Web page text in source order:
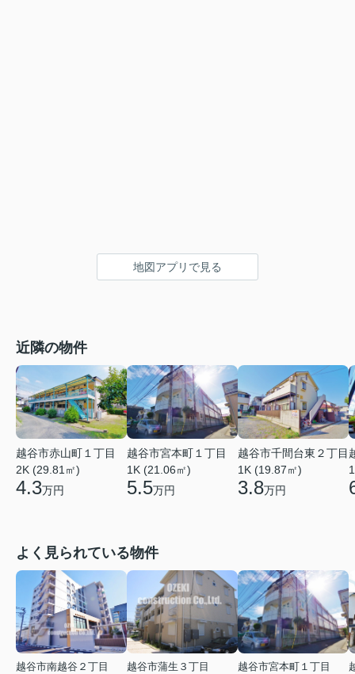
地図アプリで見る
近隣の物件
越谷市赤山町１丁目
2K (29.81㎡)
4.3万円
越谷市宮本町１丁目
1K (21.06㎡)
5.5万円
越谷市千間台東２丁目
1K (19.87㎡)
3.8万円
よく見られている物件
越谷市南越谷２丁目
越谷市蒲生３丁目
越谷市宮本町１丁目